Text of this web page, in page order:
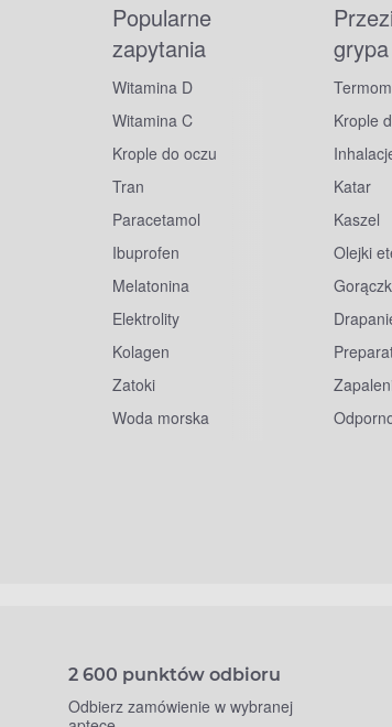
Popularne
zapytania
Witamina D
Witamina C
Krople do oczu
Tran
Paracetamol
Ibuprofen
Melatonina
Elektrolity
Kolagen
Zatoki
Woda morska
grypa
Krople
Katar
Kaszel
Olejki
2 600 punktów odbioru
Odbierz zamówienie w wybranej